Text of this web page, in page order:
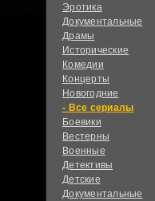
Эротика
Документальные
Драмы
Исторические
Комедии
Концерты
Новогодние
сериалы
Боевики
Вестерны
Военные
Детективы
Детские
Документальные